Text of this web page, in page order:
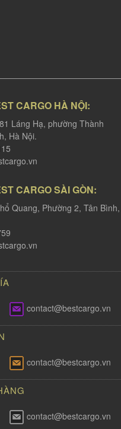
CARGO HÀ NỘI:
Láng Hạ, phường Thành
Hà Nội.
CARGO SÀI GÒN:
Quang, Phường 2, Tân Bình,
contact@bestcargo.vn
contact@bestcargo.vn
contact@bestcargo.vn